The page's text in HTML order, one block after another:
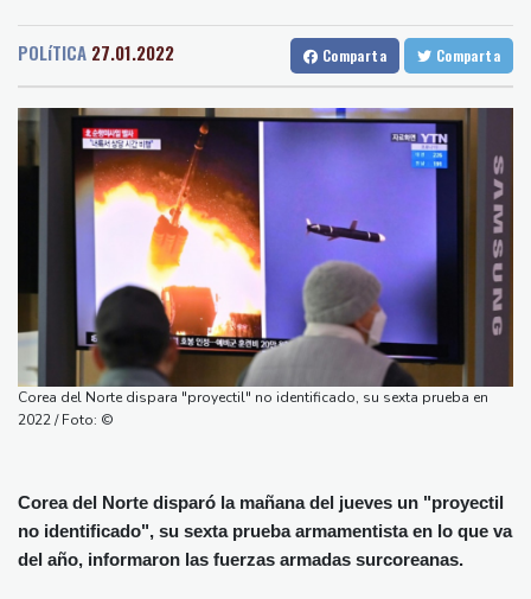
Barcelona
Bilbao
28 °C
Santo Domingo
30 °C
Havana
31 °C Puerto Rico
30 °C
Quito
20 °C
30 °C
Manaus
35 °C
32 °C
Nava de la Asunción
34 °C
Bueno Aires
33 °C
Punta Arena
31 °C
Montevideo
Panama
30 °C
San Salvador
36 °C Oaxaca
22 °C
Alicante
33 °C Córdoba
39 °C
Málaga
35 °C Murcia
36 °C
Las Palmas de Gran Canaria
27 °C
Muere el padre de Lionel Messi a los 68 años
Apple y OpenAI escalan su batalla legal por robo de secretos
comerciales
Ucrania se despide de un voluntario que dedicó su vida a
rescatar a los muertos
Canadá trata de adaptarse a un futuro de incendios forestales
Ucrania despide a un voluntario que dedicó su vida a rescatar a
Un dron entra en Bulgaria y estalla cerca de un gasoducto en la
frontera con Rumania
El burrito causa indigestión en el partido de Trump
POLíTICA 27.01.2022 Comparta Comparta
Corea del Norte dispara "proyectil" no identificado, su sexta prueba en
2022 / Foto: ©
Corea del Norte disparó la mañana del jueves un "proyectil
no identificado", su sexta prueba armamentista en lo que va
del año, informaron las fuerzas armadas surcoreanas.